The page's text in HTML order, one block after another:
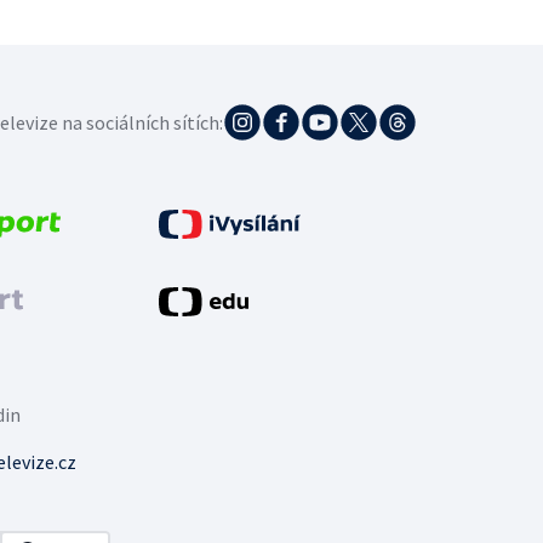
na sociálních sítích: